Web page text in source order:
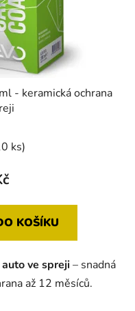
- keramická ochrana
ks)
KOŠÍKU
ve spreji– snadná
až 12 měsíců.